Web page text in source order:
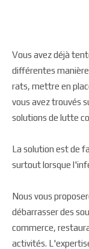
Vous avez déjà
différentes
rats, mettre en
vous avez trouvés
solutions de lutte
La solution est de
surtout lorsque
Nous vous
débarrasser des
commerce,
activités.